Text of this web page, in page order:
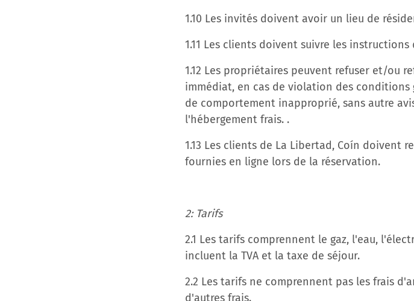
1.10 Les invités doivent avoir un lieu de
1.11 Les clients doivent suivre les
1.12 Les propriétaires peuvent refuser et/ou
immédiat, en cas de violation des
de comportement inapproprié, sans autre
l'hébergement frais. .
1.13 Les clients de La Libertad, Coín doivent
fournies en ligne lors de la réservation.
2: Tarifs
2.1 Les tarifs comprennent le gaz, l'eau,
incluent la TVA et la taxe de séjour.
2.2 Les tarifs ne comprennent pas les frais
d'autres frais.